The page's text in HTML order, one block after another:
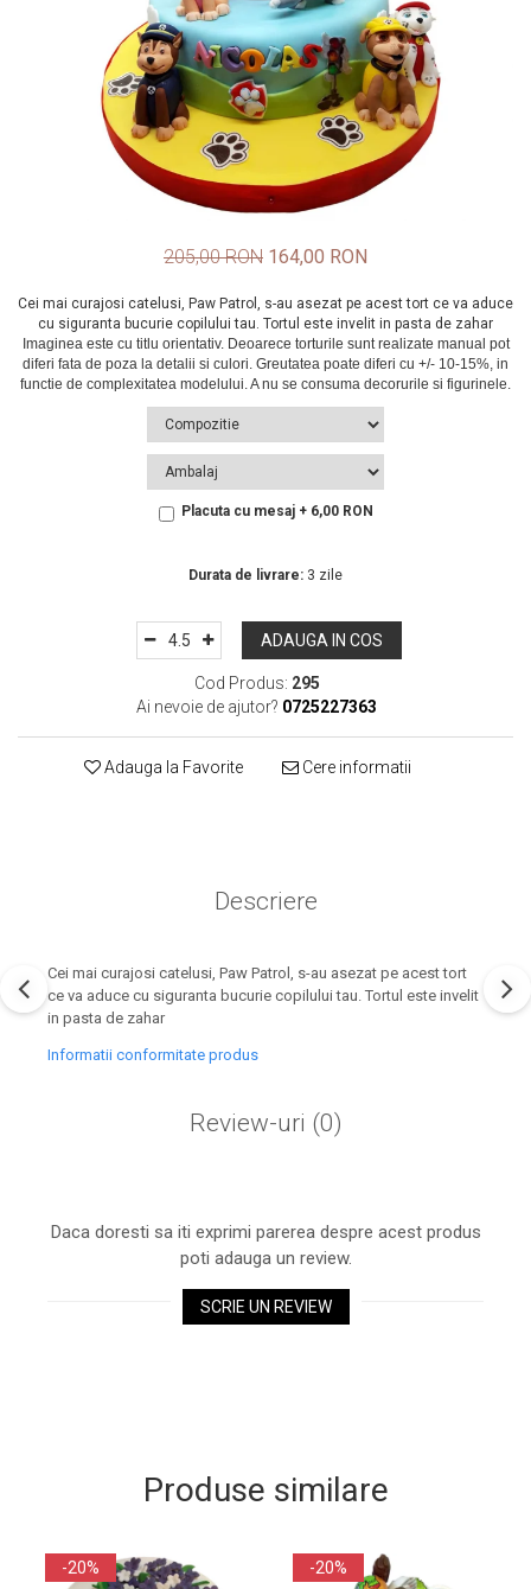
205,00 RON 164,00 RON
Cei mai curajosi catelusi, Paw Patrol, s-au asezat pe acest tort ce va aduce
cu siguranta bucurie copilului tau. Tortul este invelit in pasta de zahar
Placuta cu mesaj + 6,00 RON
Durata de livrare: 3 zile
ADAUGA IN COS
Cod Produs: 295
Ai nevoie de ajutor? 0725227363
Adauga la Favorite Cere informatii
Descriere
Cei mai curajosi catelusi, Paw Patrol, s-au asezat pe acest tort
ce va aduce cu siguranta bucurie copilului tau. Tortul este invelit
in pasta de zahar
Informatii conformitate produs
Review-uri (0)
Daca doresti sa iti exprimi parerea despre acest produs
poti adauga un review.
SCRIE UN REVIEW
Produse similare
-20% -20%